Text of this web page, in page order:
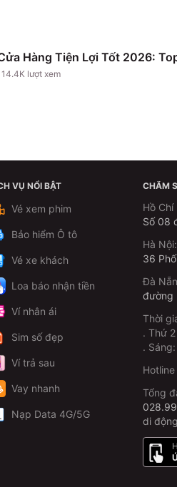
Hàng Tiện Lợi Tốt 2026:
lượt xem
VỤ NỔI BẬT
Vé xem phim
Bảo hiểm Ô tô
Vé xe khách
Loa báo nhận tiền
Ví nhân ái
Sim số đẹp
Ví trả sau
Vay nhanh
Nạp Data 4G/5G
CHĂM
Hồ Chí
Số 08
Hà Nội:
36
Đà
đường
Thời
. Thứ
.
Hotline
Tổng
di